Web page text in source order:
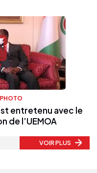
entretenu avec le
de l’UEMOA
VOIR PLUS